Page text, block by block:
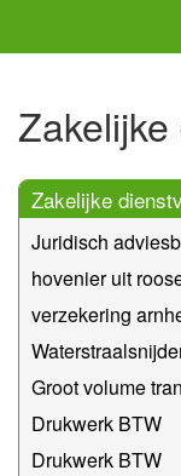
Zakelijke
Juridisch
hovenier uit
verzekering
Groot volume
Drukwerk BTW
Drukwerk BTW